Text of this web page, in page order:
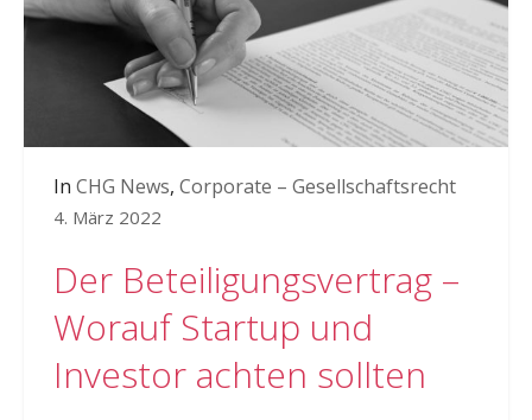
In CHG News, Corporate – Gesellschaftsrecht
4. März 2022
Der Beteiligungsvertrag –
Worauf Startup und
Investor achten sollten